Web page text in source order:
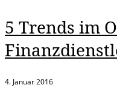
5 Trends im
4. Januar 2016